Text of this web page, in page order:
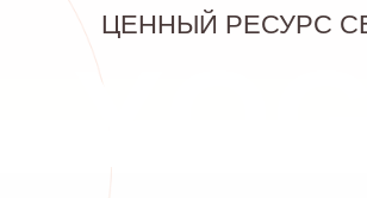
ЦЕННЫЙ РЕСУРС